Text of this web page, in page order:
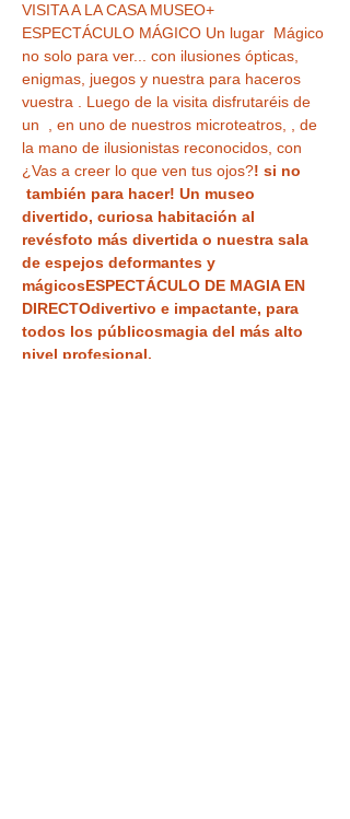
VISITA A LA CASA MUSEO+
ESPECTÁCULO MÁGICO Un lugar  Mágico
no solo para ver...
con ilusiones ópticas,
enigmas, juegos y nuestra para haceros
vuestra
. Luego de la visita disfrutaréis de
un
, en uno de nuestros microteatros,
, de
la mano de ilusionistas reconocidos, con
¿Vas a creer lo que ven tus ojos?! si no
también para hacer! Un museo
divertido, curiosa habitación al
revésfoto más divertida o nuestra sala
de espejos deformantes y
mágicosESPECTÁCULO DE MAGIA EN
DIRECTOdivertivo e impactante, para
todos los públicosmagia del más alto
nivel profesional.